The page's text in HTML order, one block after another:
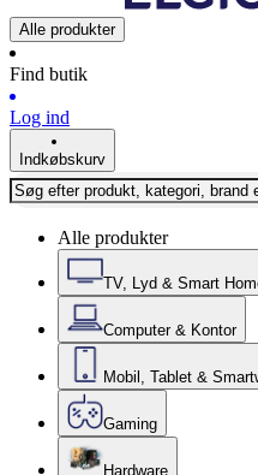
Alle produkter
Find butik
Log ind
Indkøbskurv
Alle produkter
TV, Lyd & Smart
Computer & Kontor
Mobil, Tablet &
Gaming
Hardware